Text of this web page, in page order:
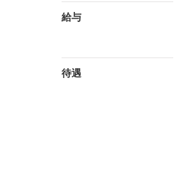
給与
待遇